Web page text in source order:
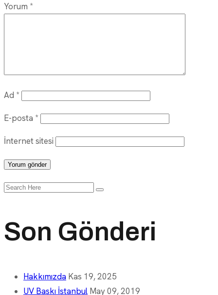
Yorum *
Ad *
E-posta *
İnternet sitesi
Search
Son Gönderi
Hakkımızda Kas 19, 2025
UV Baskı İstanbul May 09, 2019